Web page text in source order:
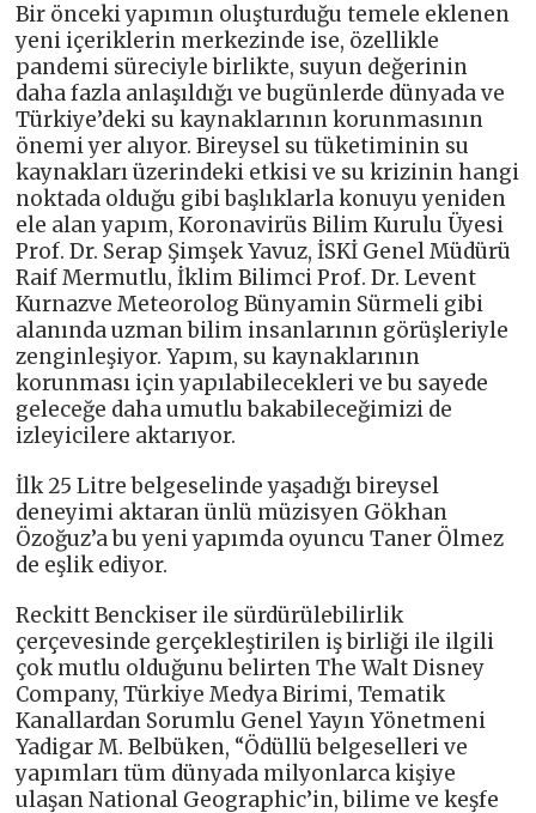
Bir önceki yapımın oluşturduğu temele eklenen
yeni içeriklerin merkezinde ise, özellikle
pandemi süreciyle birlikte, suyun değerinin
daha fazla anlaşıldığı ve bugünlerde dünyada ve
Türkiye’deki su kaynaklarının korunmasının
önemi yer alıyor. Bireysel su tüketiminin su
kaynakları üzerindeki etkisi ve su krizinin hangi
noktada olduğu gibi başlıklarla konuyu yeniden
ele alan yapım, Koronavirüs Bilim Kurulu Üyesi
Prof. Dr. Serap Şimşek Yavuz, İSKİ Genel Müdürü
Raif Mermutlu, İklim Bilimci Prof. Dr. Levent
Kurnazve Meteorolog Bünyamin Sürmeli gibi
alanında uzman bilim insanlarının görüşleriyle
zenginleşiyor. Yapım, su kaynaklarının
korunması için yapılabilecekleri ve bu sayede
geleceğe daha umutlu bakabileceğimizi de
izleyicilere aktarıyor.
İlk 25 Litre belgeselinde yaşadığı bireysel
deneyimi aktaran ünlü müzisyen Gökhan
Özoğuz’a bu yeni yapımda oyuncu Taner Ölmez
de eşlik ediyor.
Reckitt Benckiser ile sürdürülebilirlik
çerçevesinde gerçekleştirilen iş birliği ile ilgili
çok mutlu olduğunu belirten The Walt Disney
Company, Türkiye Medya Birimi, Tematik
Kanallardan Sorumlu Genel Yayın Yönetmeni
Yadigar M. Belbüken, “Ödüllü belgeselleri ve
yapımları tüm dünyada milyonlarca kişiye
ulaşan National Geographic’in, bilime ve keşfe